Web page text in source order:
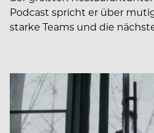
Podcast spricht er über
starke Teams und die